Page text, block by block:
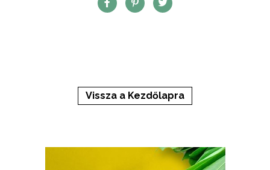
Vissza a Kezdőlapra